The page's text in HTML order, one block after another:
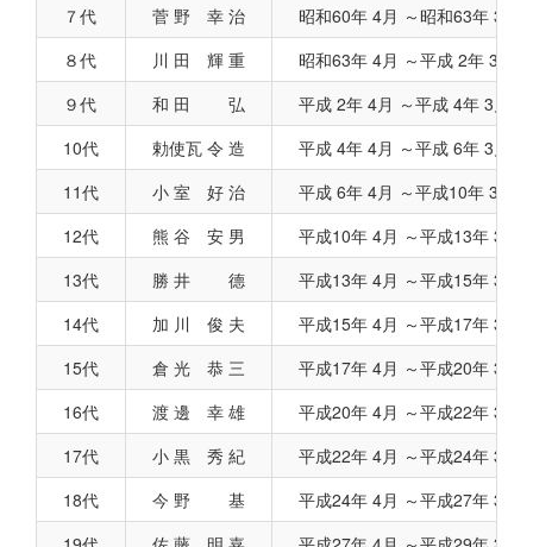
７代
菅 野 幸 治
昭和60年 4月 ～昭和63年 3
８代
川 田 輝 重
昭和63年 4月 ～平成 2年 3月
９代
和 田 弘
平成 2年 4月 ～平成 4年 3月
10代
勅使瓦 令 造
平成 4年 4月 ～平成 6年 3月
11代
小 室 好 治
平成 6年 4月 ～平成10年 3月
12代
熊 谷 安 男
平成10年 4月 ～平成13年 3
13代
勝 井 德
平成13年 4月 ～平成15年 3
14代
加 川 俊 夫
平成15年 4月 ～平成17年 3
15代
倉 光 恭 三
平成17年 4月 ～平成20年 3
16代
渡 邊 幸 雄
平成20年 4月 ～平成22年 3
17代
小 黒 秀 紀
平成22年 4月 ～平成24年 3
18代
今 野 基
平成24年 4月 ～平成27年 3